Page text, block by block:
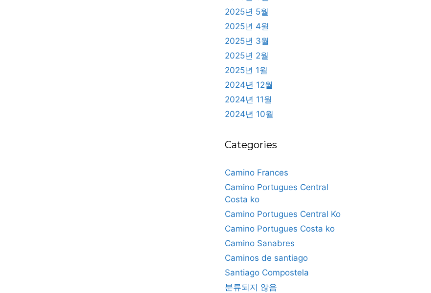
2025년 5월
2025년 4월
2025년 3월
2025년 2월
2025년 1월
2024년 12월
2024년 11월
2024년 10월
Categories
Camino Frances
Camino Portugues Central
Costa ko
Camino Portugues Central Ko
Camino Portugues Costa ko
Camino Sanabres
Caminos de santiago
Santiago Compostela
분류되지 않음